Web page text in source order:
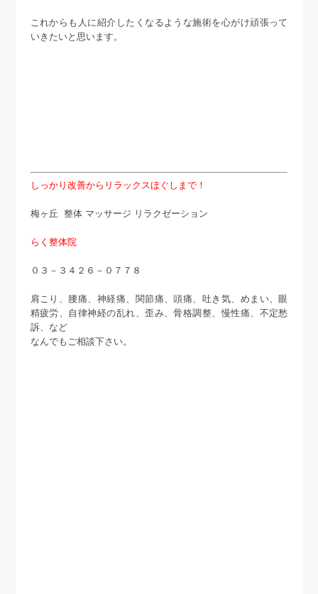
これからも人に紹介したくなるような施術を心がけ頑張って
いきたいと思います。
しっかり改善からリラックスほぐしまで！
梅ヶ丘 整体 マッサージ リラクゼーション
らく整体院
０３－３４２６－０７７８
肩こり、腰痛、神経痛、関節痛、頭痛、吐き気、めまい、眼
精疲労、自律神経の乱れ、歪み、骨格調整、慢性痛、不定愁
訴、など
なんでもご相談下さい。